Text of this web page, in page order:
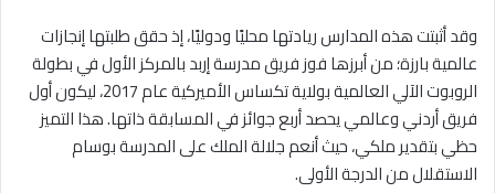
وقد أثبتت هذه المدارس ريادتها محليًا ودوليًا، إذ حقق طلبتها إنجازات
عالمية بارزة؛ من أبرزها فوز فريق مدرسة إربد بالمركز الأول في بطولة
الروبوت الآلي العالمية بولاية تكساس الأميركية عام 2017، ليكون أول
فريق أردني وعالمي يحصد أربع جوائز في المسابقة ذاتها. هذا التميز
حظي بتقدير ملكي، حيث أنعم جلالة الملك على المدرسة بوسام
الاستقلال من الدرجة الأولى.